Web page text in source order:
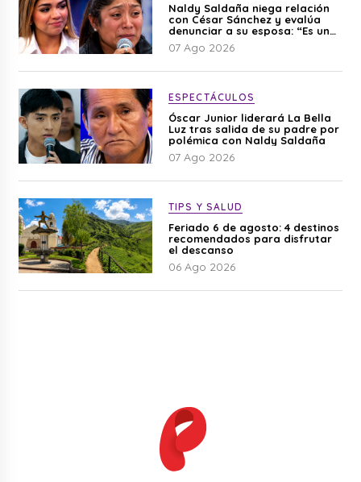
Naldy Saldaña niega relación
con César Sánchez y evalúa
denunciar a su esposa: “Es una
difamación”
07 Ago 2026
ESPECTÁCULOS
Óscar Junior liderará La Bella
Luz tras salida de su padre por
polémica con Naldy Saldaña
07 Ago 2026
TIPS Y SALUD
Feriado 6 de agosto: 4 destinos
recomendados para disfrutar
el descanso
06 Ago 2026